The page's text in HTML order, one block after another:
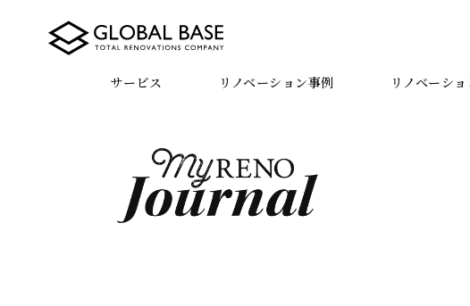
サービス リノベーション事例 リノベーシ